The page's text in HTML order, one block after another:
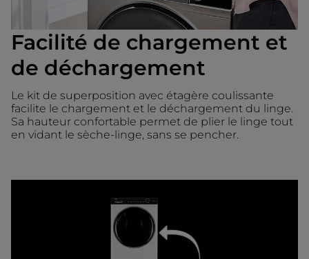
Facilité de chargement et
de déchargement
Le kit de superposition avec étagère coulissante
facilite le chargement et le déchargement du linge.
Sa hauteur confortable permet de plier le linge tout
en vidant le sèche-linge, sans se pencher.